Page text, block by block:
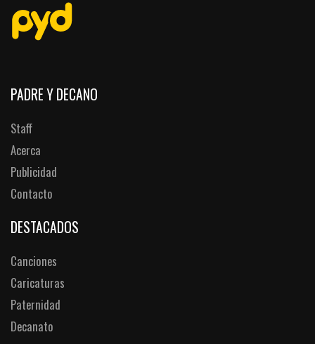
PADRE Y DECANO
Staff
Acerca
Publicidad
Contacto
DESTACADOS
Canciones
Caricaturas
Paternidad
Decanato